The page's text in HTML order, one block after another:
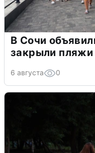
В Сочи
закрыли пляжи
6 августа 0